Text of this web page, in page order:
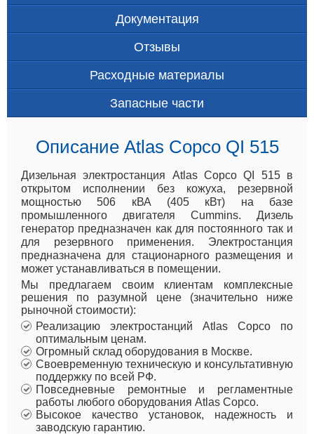
Документация
Отзывы
Расходные материалы
Запасные части
Описание Atlas Copco QI 515
Дизельная электростанция Atlas Copco QI 515 в
открытом исполнении без кожуха, резервной
мощностью 506 кВА (405 кВт) на базе
промышленного двигателя Cummins. Дизель
генератор предназначен как для постоянного так и
для резервного применения. Электростанция
предназначена для стационарного размещения и
может устанавливаться в помещении.
Мы предлагаем своим клиентам комплексные
решения по разумной цене (значительно ниже
рыночной стоимости):
Реализацию электростанций Atlas Copco по
оптимальным ценам.
Огромный склад оборудования в Москве.
Своевременную техническую и консультативную
поддержку по всей РФ.
Повседневные ремонтные и регламентные
работы любого оборудования Atlas Copco.
Высокое качество установок, надежность и
заводскую гарантию.